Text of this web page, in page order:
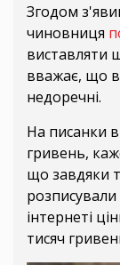
Згодом
чиновниця
виставляти
вважає, що
недоречні.
На писанки
гривень,
що завдяки
інтернеті
тисяч